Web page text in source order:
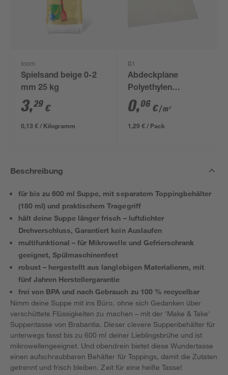
toom
Spielsand beige 0-2
mm 25 kg
3,29 €
0,13 € / Kilogramm
B1
Abdeckplane
Polyethylen
transparent 4 x 5 m
0,06 €/ m²
1,29 € / Pack
Beschreibung
für bis zu 600 ml Suppe, mit separatem Toppingbehälter
(180 ml) und praktischem Tragegriff
hält deine Suppe länger frisch – luftdichter
Drehverschluss, Garantiert kein Auslaufen
multifunktional – für Mikrowelle und Gefrierschrank
geeignet, Spülmaschinenfest
robust – hergestellt aus langlebigen Materialienm, mit
fünf Jahren Herstellergarantie
frei von BPA und nach Gebrauch zu 100 % recycelbar
Nimm deine Suppe mit ins Büro, ohne sich Gedanken über
verschüttete Flüssigkeiten zu machen – mit der 'Make & Take'
Suppentasse von Brabantia. Dieser clevere Suppenbehälter für
unterwegs fasst bis zu 600 ml deiner Lieblingsbrühe und ist
mikrowellengeeignet. Und obendrein bietet diese Wundertasse
einen aufschraubbaren Behälter für Toppings, damit die Zutaten
getrennt und frisch bleiben. Zeit für eine heiße Tasse!